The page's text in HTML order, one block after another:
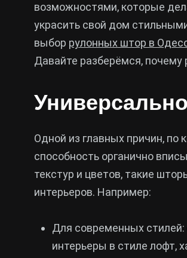
возможностями, которые
украсить свой дом
выбор рулонных штор в
Давайте разберёмся,
Одной из главных причин,
способность органично
текстур и цветов, такие
интерьеров. Например:
Для современных
интерьеры в стиле лофт,